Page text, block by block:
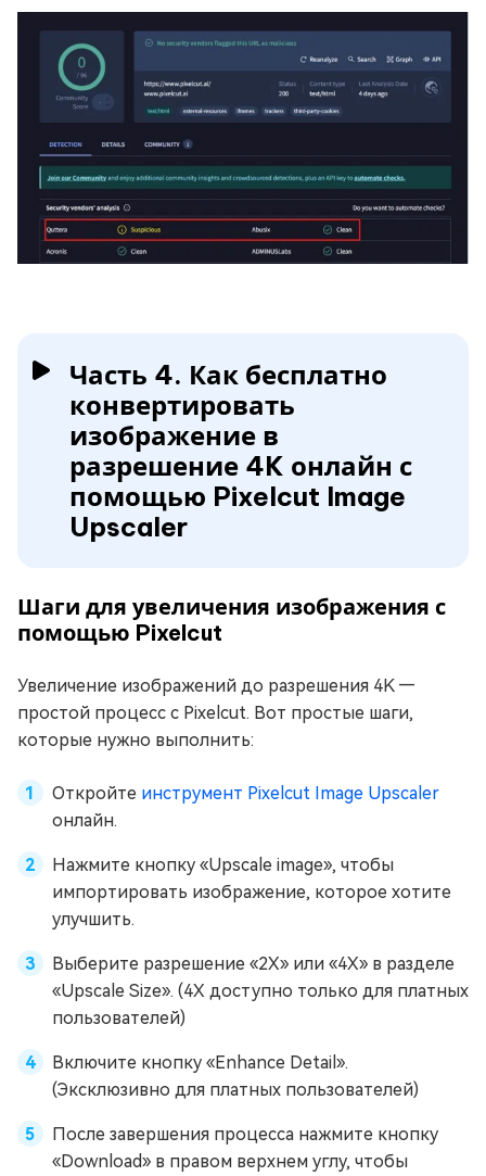
Часть 4. Как бесплатно
конвертировать
изображение в
разрешение 4K онлайн с
помощью Pixelcut Image
Upscaler
Шаги для увеличения изображения с
помощью Pixelcut
Увеличение изображений до разрешения 4K —
простой процесс с Pixelcut. Вот простые шаги,
которые нужно выполнить:
Откройте инструмент Pixelcut Image Upscaler
онлайн.
Нажмите кнопку «Upscale image», чтобы
импортировать изображение, которое хотите
улучшить.
Выберите разрешение «2X» или «4X» в разделе
«Upscale Size». (4X доступно только для платных
пользователей)
Включите кнопку «Enhance Detail».
(Эксклюзивно для платных пользователей)
После завершения процесса нажмите кнопку
«Download» в правом верхнем углу, чтобы